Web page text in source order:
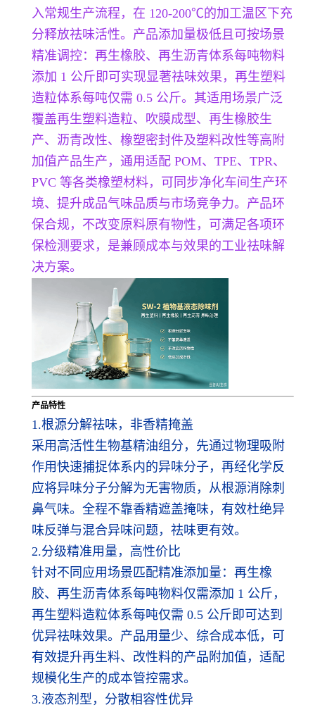
入常规生产流程，在 120-200℃的加工温区下充
分释放祛味活性。产品添加量极低且可按场景
精准调控：再生橡胶、再生沥青体系每吨物料
添加 1 公斤即可实现显著祛味效果，再生塑料
造粒体系每吨仅需 0.5 公斤。其适用场景广泛
覆盖再生塑料造粒、吹膜成型、再生橡胶生
产、沥青改性、橡塑密封件及塑料改性等高附
加值产品生产，通用适配 POM、TPE、TPR、
PVC 等各类橡塑材料，可同步净化车间生产环
境、提升成品气味品质与市场竞争力。产品环
保合规，不改变原料原有物性，可满足各项环
保检测要求，是兼顾成本与效果的工业祛味解
决方案。
产品特性
1.根源分解祛味，非香精掩盖
采用高活性生物基精油组分，先通过物理吸附
作用快速捕捉体系内的异味分子，再经化学反
应将异味分子分解为无害物质，从根源消除刺
鼻气味。全程不靠香精遮盖掩味，有效杜绝异
味反弹与混合异味问题，祛味更有效。
2.分级精准用量，高性价比
针对不同应用场景匹配精准添加量：再生橡
胶、再生沥青体系每吨物料仅需添加 1 公斤，
再生塑料造粒体系每吨仅需 0.5 公斤即可达到
优异祛味效果。产品用量少、综合成本低，可
有效提升再生料、改性料的产品附加值，适配
规模化生产的成本管控需求。
3.液态剂型，分散相容性优异